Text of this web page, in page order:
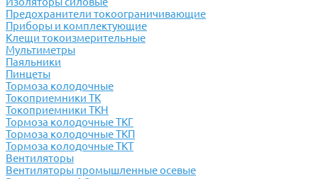
Предохранители токоограничивающие
Приборы и комплектующие
Клещи токоизмерительные
Мультиметры
Паяльники
Пинцеты
Тормоза колодочные
Токоприемники ТК
Токоприемники ТКН
Тормоза колодочные ТКГ
Тормоза колодочные ТКП
Тормоза колодочные ТКТ
Вентиляторы
Вентиляторы промышленные осевые